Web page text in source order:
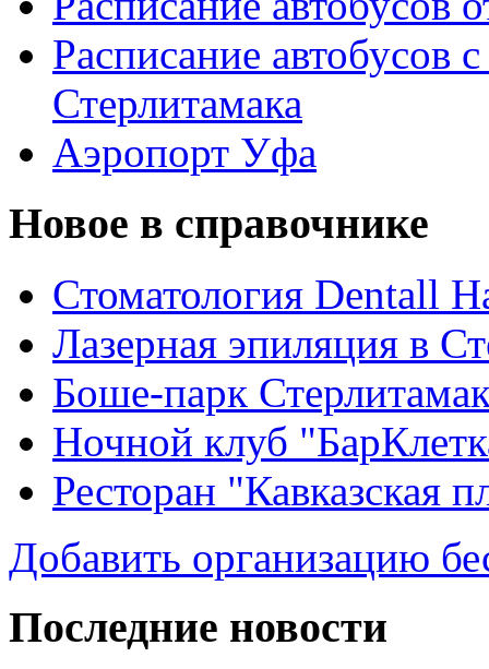
Расписание автобусов
Стерлитамака
Аэропорт Уфа
Новое в справочнике
Стоматология Dentall
Лазерная эпиляция в
Боше-парк
Ночной клуб
Ресторан "Кавказская
Добавить организацию
Последние новости